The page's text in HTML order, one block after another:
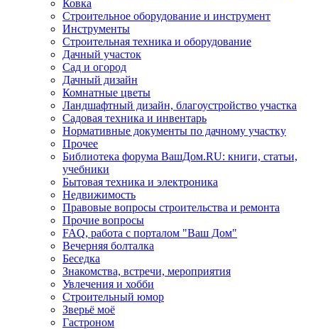
Ковка
Строительное оборудование и инструмент
Инструменты
Строительная техника и оборудование
Дачный участок
Сад и огород
Дачный дизайн
Комнатные цветы
Ландшафтный дизайн, благоустройство участка
Садовая техника и инвентарь
Нормативные документы по дачному участку
Прочее
Библиотека форума ВашДом.RU: книги, статьи,
учебники
Бытовая техника и электроника
Недвижимость
Правовые вопросы строительства и ремонта
Прочие вопросы
FAQ, работа с порталом "Ваш Дом"
Вечерняя болталка
Беседка
Знакомства, встречи, мероприятия
Увлечения и хобби
Строительный юмор
Зверьё моё
Гастроном